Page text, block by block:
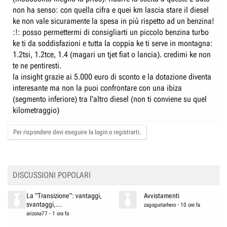
non ha senso: con quella cifra e quei km lascia stare il diesel
ke non vale sicuramente la spesa in più rispetto ad un benzina!
:!: posso permettermi di consigliarti un piccolo benzina turbo
ke ti da soddisfazioni e tutta la coppia ke ti serve in montagna:
1.2tsi, 1.2tce, 1.4 (magari un tjet fiat o lancia). credimi ke non
te ne pentiresti.
la insight grazie ai 5.000 euro di sconto e la dotazione diventa
interesante ma non la puoi confrontare con una ibiza
(segmento inferiore) tra l'altro diesel (non ti conviene su quel
kilometraggio)
Per rispondere devi eseguire la login o registrarti.
DISCUSSIONI POPOLARI
La "Transizione": vantaggi,
svantaggi,...
arizona77 - 1 ora fa
Avvistamenti
zagoguitarhero - 10 ore fa